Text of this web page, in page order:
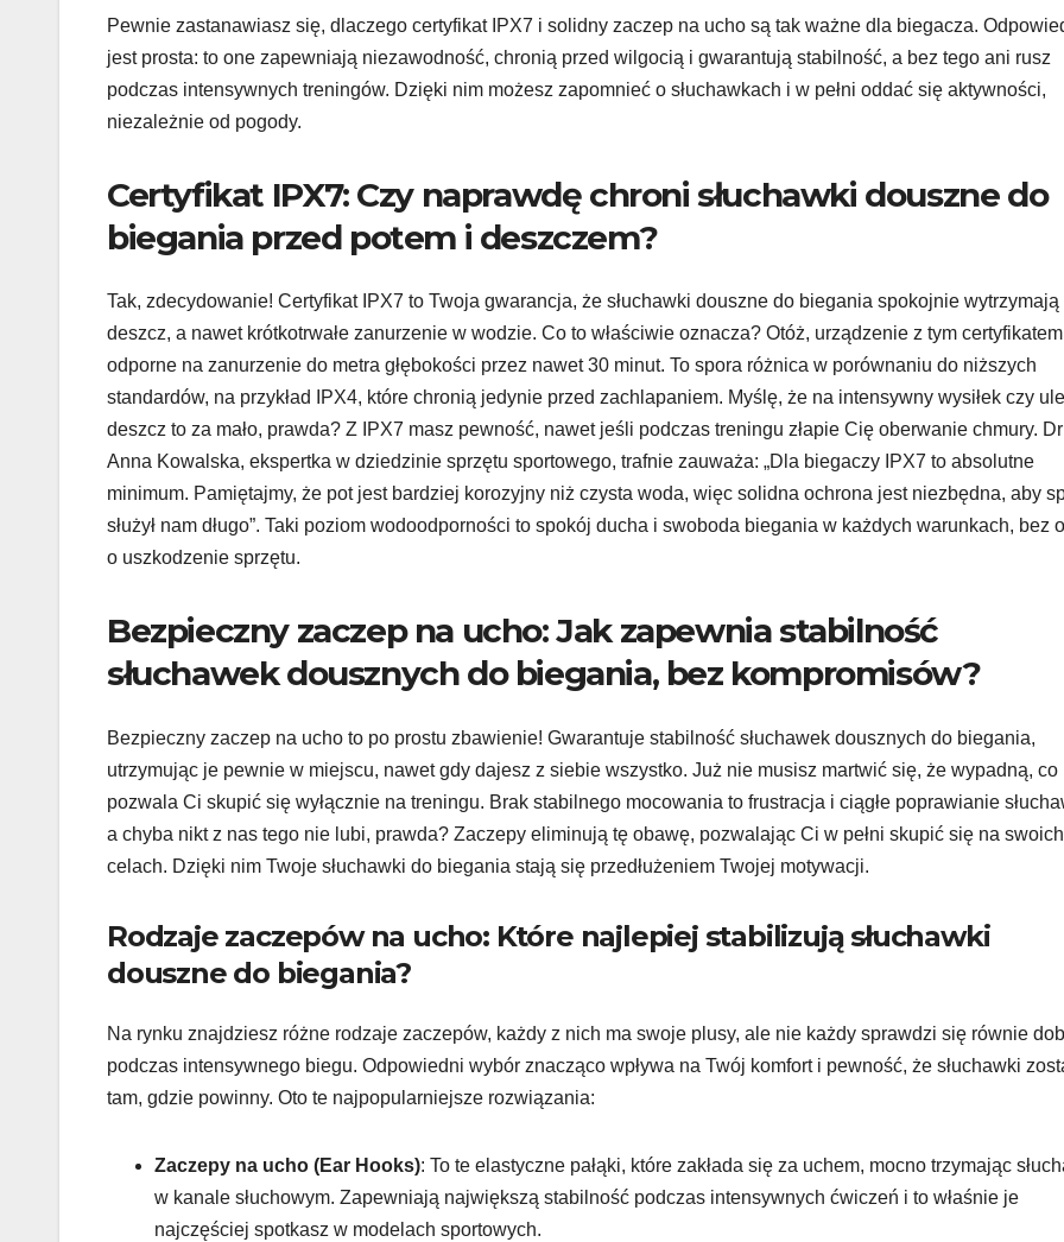
Pewnie zastanawiasz się, dlaczego certyfikat IPX7 i solidny zaczep na ucho są tak ważne dla biegacza.
jest prosta: to one zapewniają niezawodność, chronią przed wilgocią i gwarantują stabilność, a bez tego ani rusz
podczas intensywnych treningów. Dzięki nim możesz zapomnieć o słuchawkach i w pełni oddać się aktywności,
niezależnie od pogody.
Certyfikat IPX7: Czy naprawdę chroni słuchawki douszne do
biegania przed potem i deszczem?
Tak, zdecydowanie! Certyfikat IPX7 to Twoja gwarancja, że słuchawki douszne do biegania spokojnie wytrzymają
deszcz, a nawet krótkotrwałe zanurzenie w wodzie. Co to właściwie oznacza? Otóż, urządzenie z tym
odporne na zanurzenie do metra głębokości przez nawet 30 minut. To spora różnica w porównaniu do niższych
standardów, na przykład IPX4, które chronią jedynie przed zachlapaniem. Myślę, że na intensywny wysiłek czy
deszcz to za mało, prawda? Z IPX7 masz pewność, nawet jeśli podczas treningu złapie Cię oberwanie chmury. Dr
Anna Kowalska, ekspertka w dziedzinie sprzętu sportowego, trafnie zauważa: „Dla biegaczy IPX7 to absolutne
minimum. Pamiętajmy, że pot jest bardziej korozyjny niż czysta woda, więc solidna ochrona jest niezbędna, aby
służył nam długo”. Taki poziom wodoodporności to spokój ducha i swoboda biegania w każdych warunkach, bez
o uszkodzenie sprzętu.
Bezpieczny zaczep na ucho: Jak zapewnia stabilność
słuchawek dousznych do biegania, bez kompromisów?
Bezpieczny zaczep na ucho to po prostu zbawienie! Gwarantuje stabilność słuchawek dousznych do biegania,
utrzymując je pewnie w miejscu, nawet gdy dajesz z siebie wszystko. Już nie musisz martwić się, że wypadną, co
pozwala Ci skupić się wyłącznie na treningu. Brak stabilnego mocowania to frustracja i ciągłe poprawianie
a chyba nikt z nas tego nie lubi, prawda? Zaczepy eliminują tę obawę, pozwalając Ci w pełni skupić się na swoich
celach. Dzięki nim Twoje słuchawki do biegania stają się przedłużeniem Twojej motywacji.
Rodzaje zaczepów na ucho: Które najlepiej stabilizują słuchawki
douszne do biegania?
Na rynku znajdziesz różne rodzaje zaczepów, każdy z nich ma swoje plusy, ale nie każdy sprawdzi się równie
podczas intensywnego biegu. Odpowiedni wybór znacząco wpływa na Twój komfort i pewność, że słuchawki
tam, gdzie powinny. Oto te najpopularniejsze rozwiązania:
Zaczepy na ucho (Ear Hooks): To te elastyczne pałąki, które zakłada się za uchem, mocno trzymając
w kanale słuchowym. Zapewniają największą stabilność podczas intensywnych ćwiczeń i to właśnie je
najczęściej spotkasz w modelach sportowych.